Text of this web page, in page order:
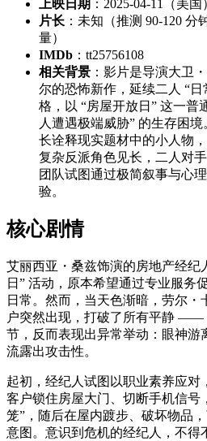
上映日期 ：2025-04-11（美国
片长 ：未知（推测 90-120
量）
IMDb ：tt25756108
相关背景 ：影片是导演大卫
尔的恐怖新作，延续二人 “
格，以 “房屋开放日” 这一普
人遭遇极端威胁” 的生存困
长诠释现实题材中的小人物
复杂反派角色见长，二人对
团队试图通过极简叙事与心
验。
核心剧情
艾丽西亚・桑兹饰演的房地产经纪
日” 活动，原本希望通过专业服务
日常。然而，当天色渐暗，劳尔・
户突然出现，打破了所有平静 ——
节，反而表现出异常举动：眼神游
流露出攻击性。
起初，经纪人试图以职业素养应对
客户锁住房屋大门、切断手机信号
笼”，随后在屋内踱步、破坏物品
意图。意识到危机的经纪人，不得